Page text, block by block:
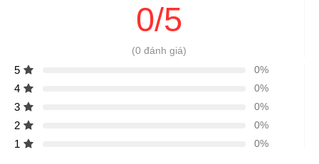
0/5
(0 đánh giá)
5 0%
4 0%
3 0%
2 0%
1 0%